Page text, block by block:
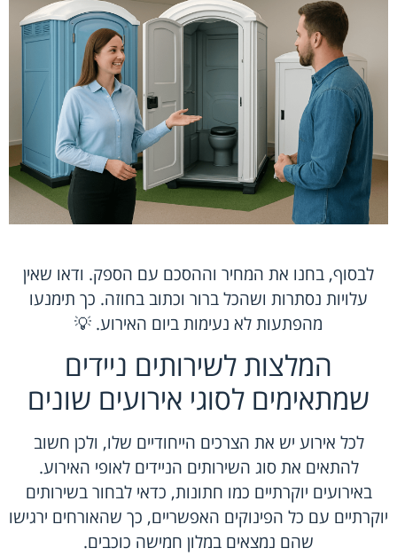
לבסוף, בחנו את המחיר וההסכם עם הספק. ודאו שאין
עלויות נסתרות ושהכל ברור וכתוב בחוזה. כך תימנעו
מהפתעות לא נעימות ביום האירוע. 💡
המלצות לשירותים ניידים
שמתאימים לסוגי אירועים שונים
לכל אירוע יש את הצרכים הייחודיים שלו, ולכן חשוב
להתאים את סוג השירותים הניידים לאופי האירוע.
באירועים יוקרתיים כמו חתונות, כדאי לבחור בשירותים
יוקרתיים עם כל הפינוקים האפשריים, כך שהאורחים ירגישו
שהם נמצאים במלון חמישה כוכבים.